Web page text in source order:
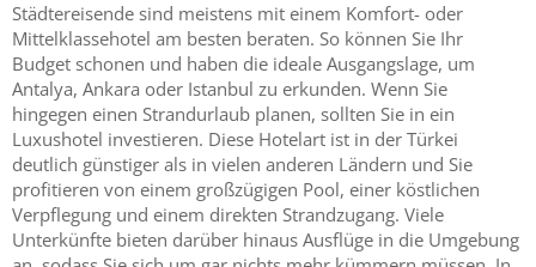
Städtereisende sind meistens mit einem Komfort- oder
Mittelklassehotel am besten beraten. So können Sie Ihr
Budget schonen und haben die ideale Ausgangslage, um
Antalya, Ankara oder Istanbul zu erkunden. Wenn Sie
hingegen einen Strandurlaub planen, sollten Sie in ein
Luxushotel investieren. Diese Hotelart ist in der Türkei
deutlich günstiger als in vielen anderen Ländern und Sie
profitieren von einem großzügigen Pool, einer köstlichen
Verpflegung und einem direkten Strandzugang. Viele
Unterkünfte bieten darüber hinaus Ausflüge in die Umgebung